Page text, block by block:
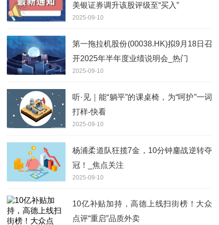
美银证券调升该股评级至“买入”
2025-09-10
第一拖拉机股份(00038.HK)拟9月18日召
开2025年半年度业绩说明会_热门
2025-09-10
听·见｜能“躺平”的课桌椅，为“呵护”一词
打样-快看
2025-09-10
杨浦柔道队狂揽7金，10分钟鏖战逆转夺
冠！_焦点关注
2025-09-10
10亿补贴加持，高德上线扫街榜！大众
点评“重启”品质外卖